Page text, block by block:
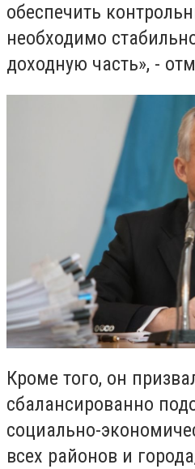
обеспечить
необходимо
доходную часть», -
Кроме того, он
сбалансированно
социально-
всех районов и